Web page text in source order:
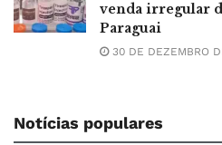
venda irregular
Paraguai
30 DE DEZEMBRO
Notícias populares